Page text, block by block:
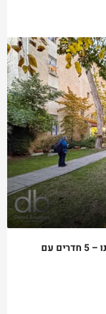
קוטג’ עליון למכירה ברחוב רחל אימנו – 5 חדרים עם